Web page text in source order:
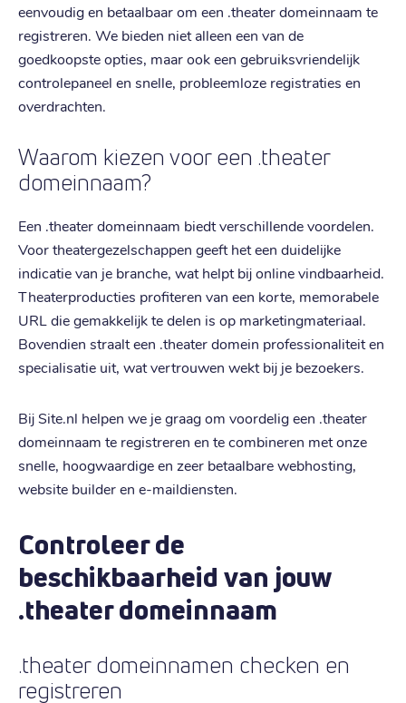
eenvoudig en betaalbaar om een .theater domeinnaam te
registreren. We bieden niet alleen een van de
goedkoopste opties, maar ook een gebruiksvriendelijk
controlepaneel en snelle, probleemloze registraties en
overdrachten.
Waarom kiezen voor een .theater
domeinnaam?
Een .theater domeinnaam biedt verschillende voordelen.
Voor theatergezelschappen geeft het een duidelijke
indicatie van je branche, wat helpt bij online vindbaarheid.
Theaterproducties profiteren van een korte, memorabele
URL die gemakkelijk te delen is op marketingmateriaal.
Bovendien straalt een .theater domein professionaliteit en
specialisatie uit, wat vertrouwen wekt bij je bezoekers.
Bij Site.nl helpen we je graag om voordelig een .theater
domeinnaam te registreren en te combineren met onze
snelle, hoogwaardige en zeer betaalbare webhosting,
website builder en e-maildiensten.
Controleer de
beschikbaarheid van jouw
.theater domeinnaam
.theater domeinnamen checken en
registreren